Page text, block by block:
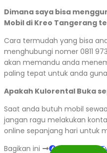
Dimana saya bisa
Mobil di Kreo Tangerang
Cara termudah yang bisa
menghubungi nomer 0811
akan memandu anda
paling tepat untuk anda
Apakah Kulorental Buka
Saat anda butuh mobil
jangan ragu melakukan
online sepanjang hari untuk
Bagikan ini
Facebook